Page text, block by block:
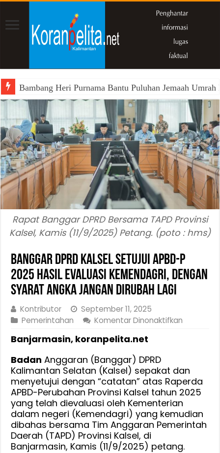
Bambang Heri Purnama Bantu Puluhan Jemaah
Rapat Banggar DPRD Bersama TAPD Provinsi
Kalsel, Kamis (11/9/2025) Petang. (poto : hms)
Banggar DPRD Kalsel Setujui APBD-P
2025 Hasil Evaluasi Kemendagri, Dengan
Syarat Angka Jangan Dirubah Lagi
Kontributor
September 11, 2025
Pemerintahan
Komentar Dinonaktifkan
APBD-
P
Hasil
Evaluasi
Dengan
Banjarmasin, koranpelita.net
Badan Anggaran (Banggar) DPRD
Kalimantan Selatan (Kalsel) sepakat dan
menyetujui dengan “catatan” atas Raperda
APBD-Perubahan Provinsi Kalsel tahun 2025
yang telah dievaluasi oleh Kementerian
dalam negeri (Kemendagri) yang kemudian
dibahas bersama Tim Anggaran Pemerintah
Daerah (TAPD) Provinsi Kalsel, di
Banjarmasin, Kamis (11/9/2025) petang.